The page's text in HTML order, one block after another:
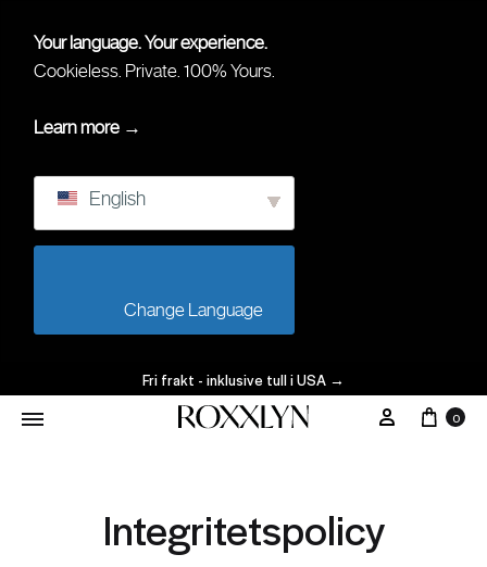
Your language. Your experience.
Cookieless. Private. 100% Yours.
Learn more →
English
Fri frakt - inklusive tull i USA →
0
Integritetspolicy